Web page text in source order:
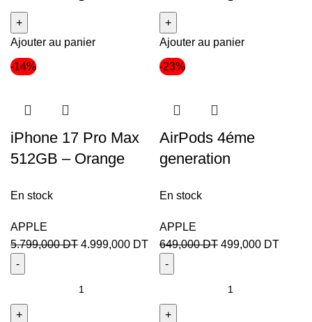
Ajouter au panier Ajouter au panier
-14%
iPhone 17 Pro Max
512GB – Orange
En stock
APPLE
5.799,000DT 4.999,000 DT
-23%
AirPods 4éme
generation
En stock
APPLE
649,000DT 499,000 DT